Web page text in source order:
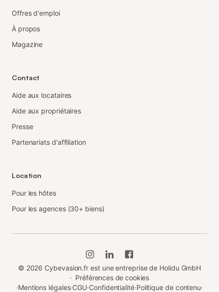
Offres d'emploi
À propos
Magazine
Contact
Aide aux locataires
Aide aux propriétaires
Presse
Partenariats d'affiliation
Location
Pour les hôtes
Pour les agences (30+ biens)
© 2026 Cybevasion.fr est une entreprise de Holidu GmbH
· Préférences de cookies
·Mentions légales·CGU·Confidentialité·Politique de contenu·